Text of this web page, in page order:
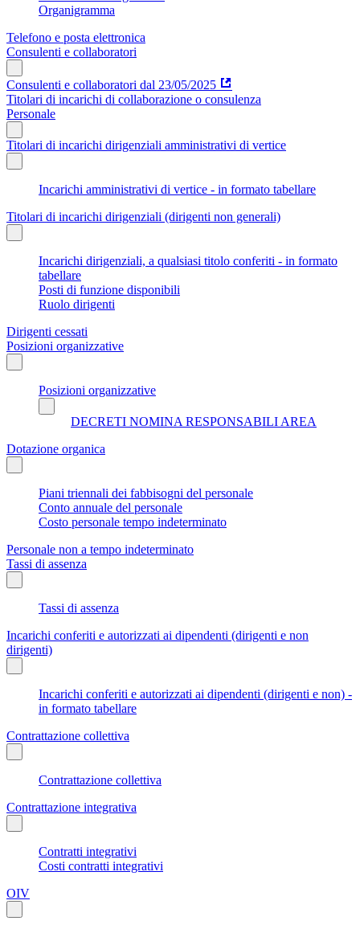
Organigramma
Telefono e posta elettronica
Consulenti e collaboratori
Consulenti e collaboratori dal 23/05/2025
Titolari di incarichi di collaborazione o consulenza
Personale
Titolari di incarichi dirigenziali amministrativi di vertice
Incarichi amministrativi di vertice - in formato tabellare
Titolari di incarichi dirigenziali (dirigenti non generali)
Incarichi dirigenziali, a qualsiasi titolo conferiti - in formato
tabellare
Posti di funzione disponibili
Ruolo dirigenti
Dirigenti cessati
Posizioni organizzative
Posizioni organizzative
DECRETI NOMINA RESPONSABILI AREA
Dotazione organica
Piani triennali dei fabbisogni del personale
Conto annuale del personale
Costo personale tempo indeterminato
Personale non a tempo indeterminato
Tassi di assenza
Tassi di assenza
Incarichi conferiti e autorizzati ai dipendenti (dirigenti e non
dirigenti)
Incarichi conferiti e autorizzati ai dipendenti (dirigenti e non) -
in formato tabellare
Contrattazione collettiva
Contrattazione collettiva
Contrattazione integrativa
Contratti integrativi
Costi contratti integrativi
OIV